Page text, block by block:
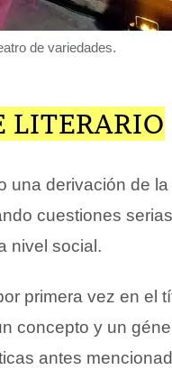
de variedades.
LITERARIO
una derivación de la
cuestiones
nivel social.
primera vez en el
concepto y un
antes